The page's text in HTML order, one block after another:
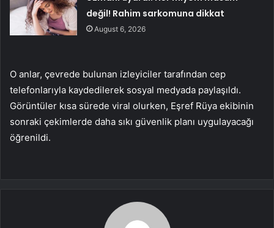
değil! Rahim sarkomuna dikkat
August 6, 2026
O anlar, çevrede bulunan izleyiciler tarafından cep
telefonlarıyla kaydedilerek sosyal medyada paylaşıldı.
Görüntüler kısa sürede viral olurken, Eşref Rüya ekibinin
sonraki çekimlerde daha sıkı güvenlik planı uygulayacağı
öğrenildi.